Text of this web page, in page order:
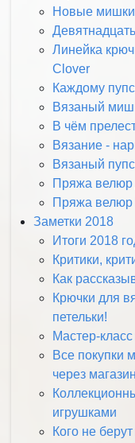
Новые мишки
Линейка
Clover
Каждому
Вязаный
В чём
Вязание -
Вязаный
Пряжа велюр
Пряжа велюр
Заметки 2018
Итоги 2018
Критики,
Как
Крючки для
петельки!
Мастер-
Все покупки
через магазин
игрушками
Кого не